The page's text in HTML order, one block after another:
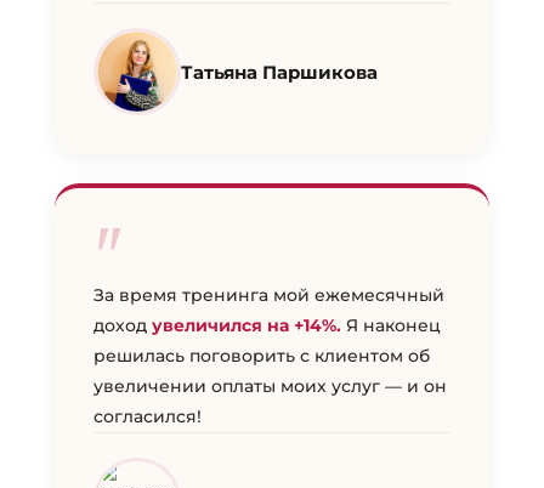
Татьяна Паршикова
"
За время тренинга мой ежемесячный
доход увеличился на +14%.Я наконец
решилась поговорить с клиентом об
увеличении оплаты моих услуг — и он
согласился!